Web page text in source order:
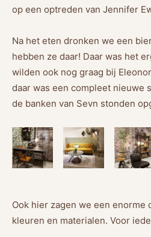
op een optreden van Jennifer
Na het eten dronken we een
hebben ze daar! Daar was het
wilden ook nog graag bij
daar was een compleet nieuwe
de banken van Sevn stonden
Ook hier zagen we een enorme
kleuren en materialen. Voor